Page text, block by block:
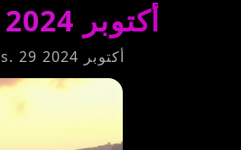
أفضل موجهات Flux.1 AI لصور Flux — 29 أكتوبر 2024
اكتشف أفضل 13 مطالبة (prompt) لنموذج الصور FLUX AI من Black Forest Labs. 29 أكتوبر 2024